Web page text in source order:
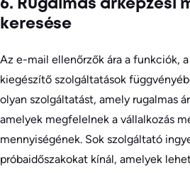
6. Rugalmas árképzési
keresése
Az e-mail ellenőrzők ára a funkciók,
kiegészítő szolgáltatások
olyan szolgáltatást, amely rugalmas
amelyek megfelelnek a vállalkozás
mennyiségének. Sok szolgáltató
próbaidőszakokat kínál, amelyek